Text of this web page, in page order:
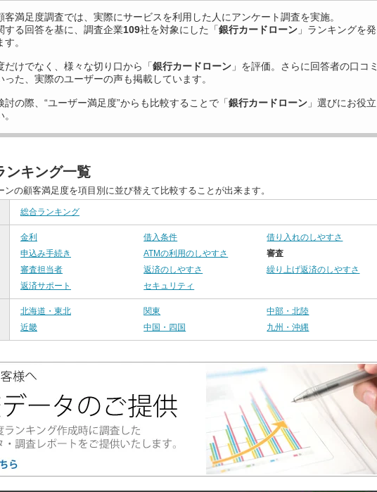
客満足度調査では、実際にサービスを利用した 人にアンケート調査を実施。
する回答を基に、調査企業109社を対象にした「銀行カードローン 」ランキングを発
。
だけでなく、様々な切り口から「銀行カードローン 」を評価。さらに回答者の口コミ
った、実際のユーザーの声も掲載しています。
討の際、“ユーザー満足度”からも比較することで「銀行カードローン 」選びにお役立
ンキング一覧
ンの顧客満足度を項目別に並び替えて比較することが出来ます。
総合ランキング
金利 借入条件
借り入れのしやすさ
申込み手続き
ATMの利用のしやすさ
審査
審査担当者
返済のしやすさ
繰り上げ返済のしやすさ
返済サポート
セキュリティ
北海道・東北 関東
中部・北陸
近畿
中国・四国 九州・沖縄